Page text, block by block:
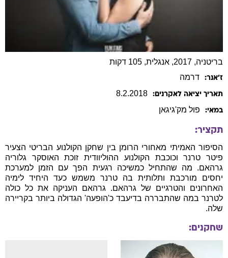
בריטניה, 2017, אנגלית, 105 דקות
ז׳אנר: דרמה
תאריך יציאה לאקרנים: 8.2.2018
במאי: פול מק'גיגאן
תקציר:
הסיפור האמיתי מאחורי הרומן בין שחקן הקולנוע הבריטי הצעיר
פיטר טרנר וכוכבת הקולנוע ההוליוודית זוכת האוסקר גלוריה
גרהאם. מה שהתחיל כמשיכה רגעית הפך עם הזמן למערכת
יחסים מורכבת ותלותית בה טרנר משמש כעד היחיד לימיה
האחרונים והטרגיים של גרהאם. גרהאם העניקה את כל כולה
לטרנר במה שהתבררה בדיעבד כ'הופעה' הגדולה ביותר בקריירה
שלה.
שחקנים: